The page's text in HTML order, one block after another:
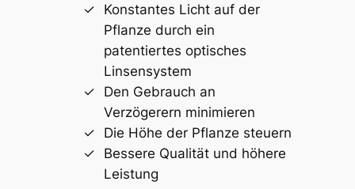
Konstantes Licht auf der
Pflanze durch ein
patentiertes optisches
Linsensystem
Den Gebrauch an
Verzögerern minimieren
Die Höhe der Pflanze steuern
Bessere Qualität und höhere
Leistung